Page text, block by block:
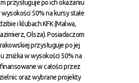
przysługuje po ich okazaniu
50% na kursy stałe
i klubach KFK (Malwa,
Olsza). Posiadaczom
przysługuje po jej
zniżka w wysokości 50% na
w całości przez
oraz wybrane projekty